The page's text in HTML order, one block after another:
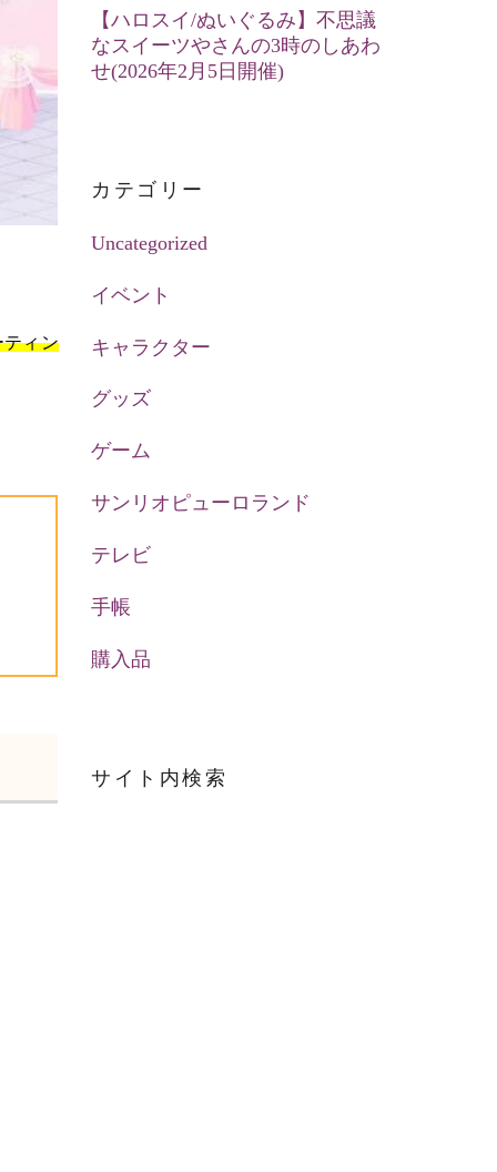
ティン
【ハロスイ/ぬいぐるみ】不思議
なスイーツやさんの3時のしあわ
せ(2026年2月5日開催)
カテゴリー
Uncategorized
イベント
キャラクター
グッズ
ゲーム
サンリオピューロランド
テレビ
手帳
購入品
サイト内検索